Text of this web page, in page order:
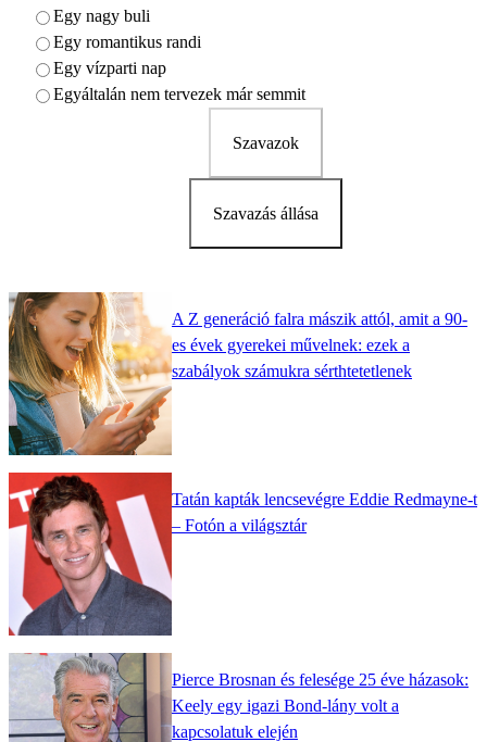
Egy nagy buli
Egy romantikus randi
Egy vízparti nap
Egyáltalán nem tervezek már semmit
Szavazok
Szavazás állása
A Z generáció falra mászik attól, amit a 90-
es évek gyerekei művelnek: ezek a
szabályok számukra sérthtetetlenek
Tatán kapták lencsevégre Eddie Redmayne-t
– Fotón a világsztár
Pierce Brosnan és felesége 25 éve házasok:
Keely egy igazi Bond-lány volt a
kapcsolatuk elején